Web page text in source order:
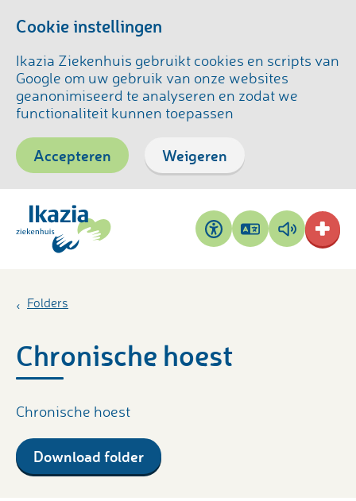
Cookie instellingen
Ikazia Ziekenhuis gebruikt cookies en scripts van
Google om uw gebruik van onze websites
geanonimiseerd te analyseren en zodat we
functionaliteit kunnen toepassen
Accepteren Weigeren
Toegankelijkheid
Pagina
vertalen
Pagina
voorlezen
Folders
Chronische hoest
Chronische hoest
Download folder